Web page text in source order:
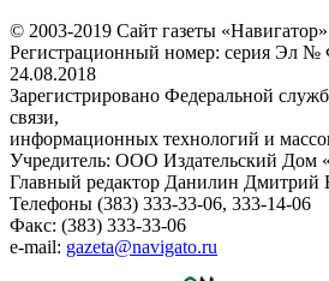
© 2003-2019 Сайт газеты
Регистрационный номер: серия Эл №
24.08.2018
Зарегистрировано Федеральной
связи,
информационных технологий и
Учредитель: ООО Издательский Дом
Главный редактор Данилин Дмитрий
Телефоны (383) 333-33-06, 333-14-06
Факс: (383) 333-33-06
e-mail: gazeta@navigato.ru